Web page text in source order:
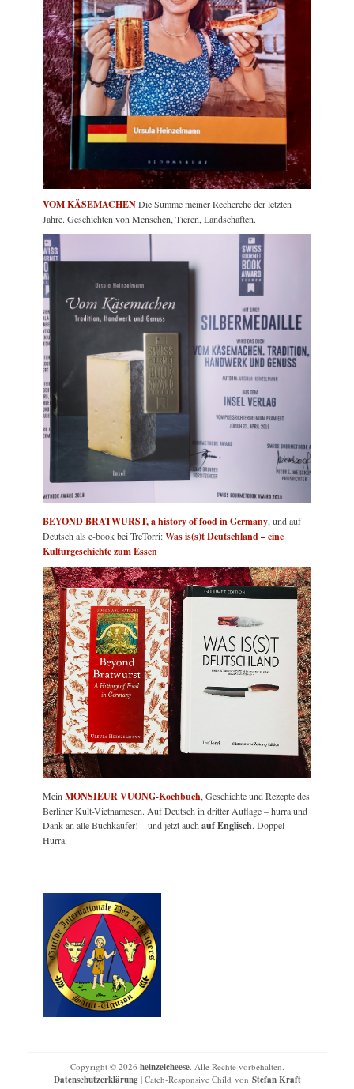
VOM KÄSEMACHENDie Summe meiner Recherche der letzten
Jahre. Geschichten von Menschen, Tieren, Landschaften.
BEYOND BRATWURST, a history of food in Germany, und auf
Deutsch als e-book bei TreTorri:Was is(s)t Deutschland – eine
Kulturgeschichte zum Essen
MeinMONSIEUR VUONG-Kochbuch, Geschichte und Rezepte des
Berliner Kult-Vietnamesen. Auf Deutsch in dritter Auflage – hurra und
Dank an alle Buchkäufer! – und jetzt auchauf Englisch. Doppel-
Hurra.
Copyright © 2026 heinzelcheese. Alle Rechte vorbehalten.
Datenschutzerklärung| Catch-Responsive Child von Stefan Kraft